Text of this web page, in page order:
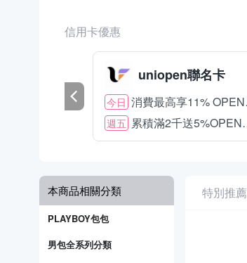
信用卡優惠
uniopen聯名卡
今日 消費最高享11% OPENPOINT
週五 累積滿2千送5%OPENPOINT
本商品相關分類
PLAYBOY包包
男包全系列分類
特別推薦